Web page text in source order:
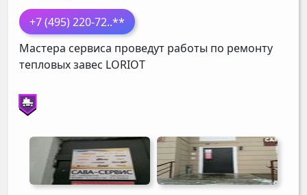
+7 (495) 220-72..**
Мастера сервиса проведут работы по ремонту
тепловых завес LORIOT